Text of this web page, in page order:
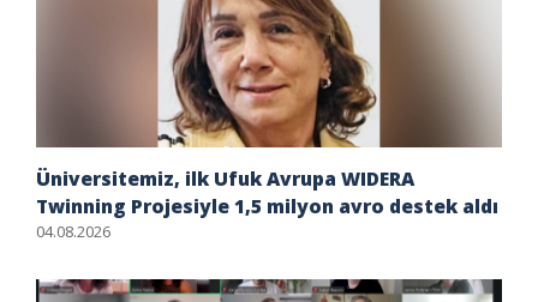
Üniversitemiz, ilk Ufuk Avrupa WIDERA
Twinning Projesiyle 1,5 milyon avro destek aldı
04.08.2026